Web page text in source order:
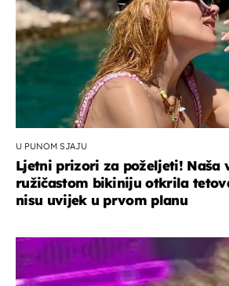
U PUNOM SJAJU
Ljetni prizori za poželjeti! Naša
ružičastom bikiniju otkrila
nisu uvijek u prvom planu